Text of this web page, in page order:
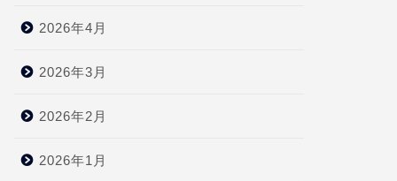
2026年4月
2026年3月
2026年2月
2026年1月